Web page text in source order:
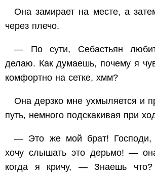
Она замирает на месте, а
через плечо.
— По сути, Себастьян
делаю. Как думаешь, почему я
комфортно на сетке, хмм?
Она дерзко мне ухмыляется и
путь, немного подскакивая при
— Это же мой брат!
хочу слышать это дерьмо! —
когда я кричу, — Знаешь